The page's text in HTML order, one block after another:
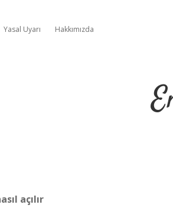
Yasal Uyarı Hakkımızda
açılır